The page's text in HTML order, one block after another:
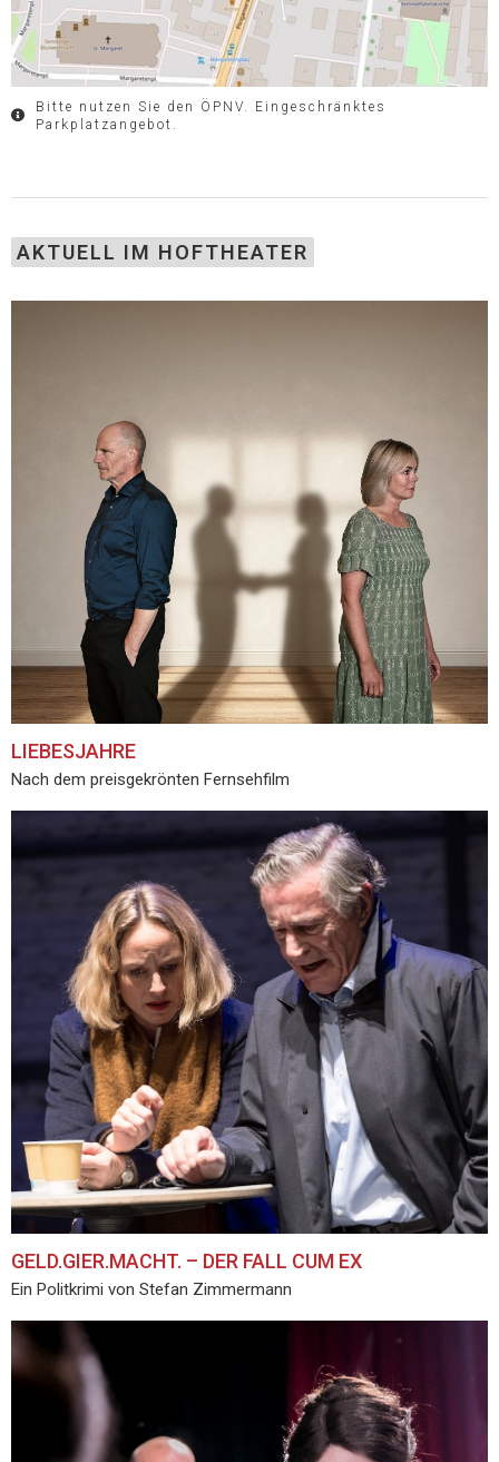
Bitte nutzen Sie den ÖPNV. Eingeschränktes
Parkplatzangebot.
AKTUELL IM HOFTHEATER
LIEBESJAHRE
Nach dem preisgekrönten Fernsehfilm
GELD.GIER.MACHT. – DER FALL CUM EX
Ein Politkrimi von Stefan Zimmermann